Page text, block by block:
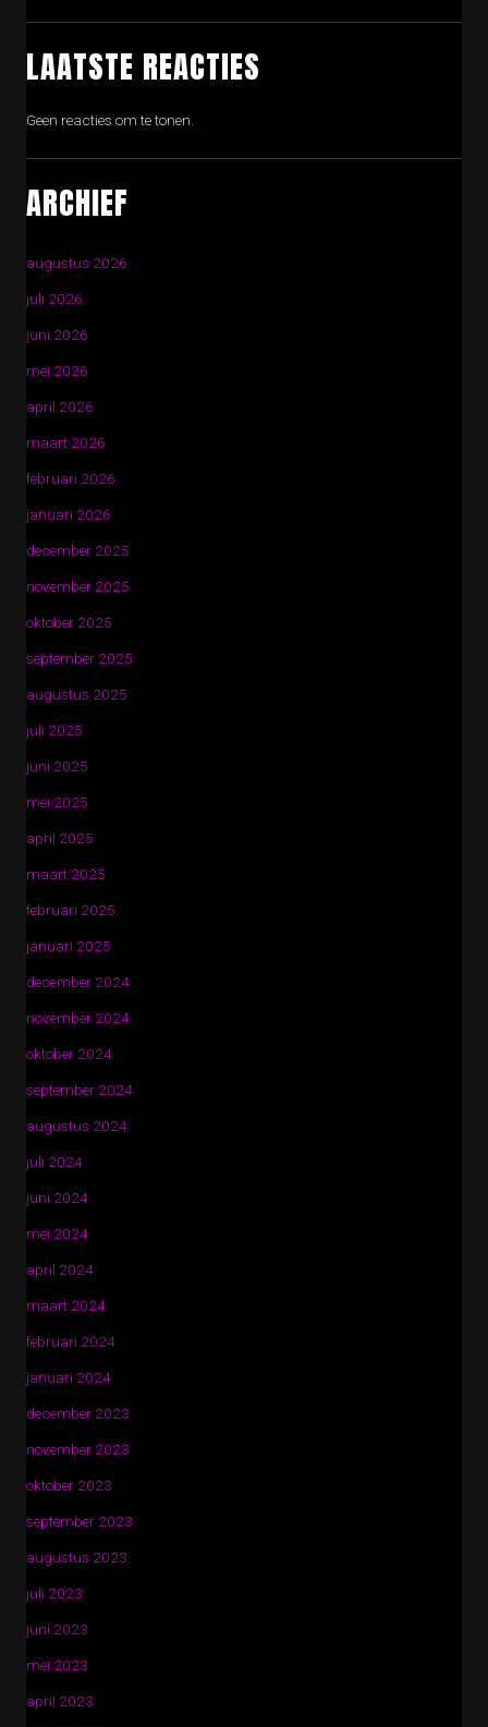
LAATSTE REACTIES
Geen reacties om te tonen.
ARCHIEF
augustus 2026
juli 2026
juni 2026
mei 2026
april 2026
maart 2026
februari 2026
januari 2026
december 2025
november 2025
oktober 2025
september 2025
augustus 2025
juli 2025
juni 2025
mei 2025
april 2025
maart 2025
februari 2025
januari 2025
december 2024
november 2024
oktober 2024
september 2024
augustus 2024
juli 2024
juni 2024
mei 2024
april 2024
maart 2024
februari 2024
januari 2024
december 2023
november 2023
oktober 2023
september 2023
augustus 2023
juli 2023
juni 2023
mei 2023
april 2023